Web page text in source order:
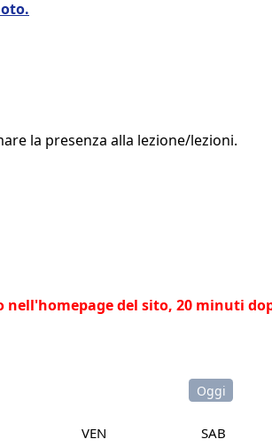
la presenza alla lezione/lezioni.
del sito, 20 minuti
Oggi
VEN SAB